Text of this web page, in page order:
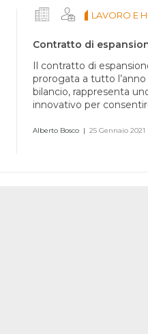
LAVORO E
Il contratto di
prorogata a tutto
bilancio, rappresenta
innovativo per
Alberto Bosco| 25 Gennaio 2021